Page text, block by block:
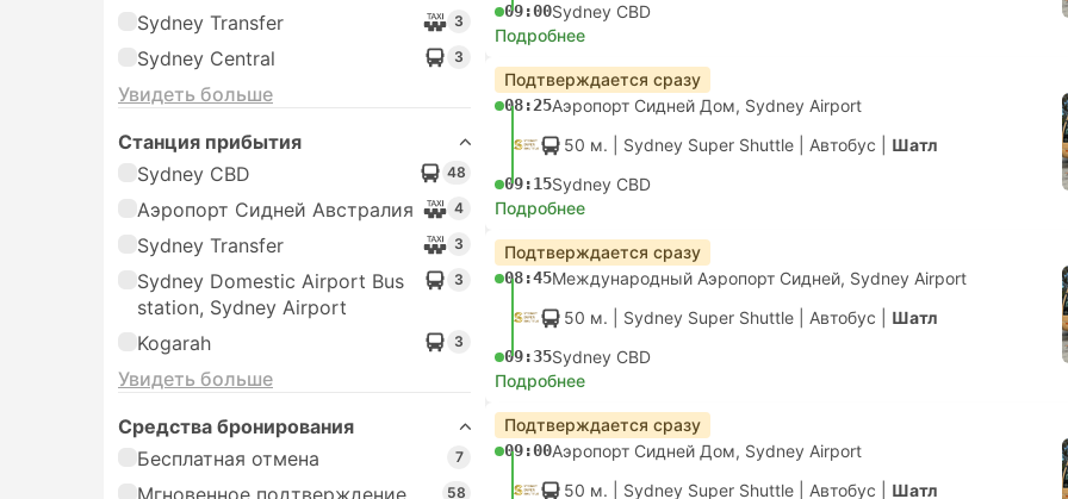
Sydney Transfer 3
Sydney Central 3
Увидеть больше
Станция прибытия
Sydney CBD
48
Аэропорт Сидней Австралия 4
Sydney Transfer 3
Sydney Domestic Airport Bus
station, Sydney Airport
3
Kogarah 3
Увидеть больше
Средства бронирования
Бесплатная отмена
7
Мгновенное подтверждение
58
09:00Sydney CBD
Подробнее
Подтверждается сразу
08:25Аэропорт Сидней Дом, Sydney Airport
50 м. | Sydney Super Shuttle Автобус Шатл
09:15Sydney CBD
Подробнее
Подтверждается сразу
08:45Международный Аэропорт Сидней, Sydney Airport
50 м. | Sydney Super Shuttle Автобус Шатл
09:35Sydney CBD
Подробнее
Подтверждается сразу
09:00Аэропорт Сидней Дом, Sydney Airport
50 м. | Sydney Super Shuttle Автобус Шатл